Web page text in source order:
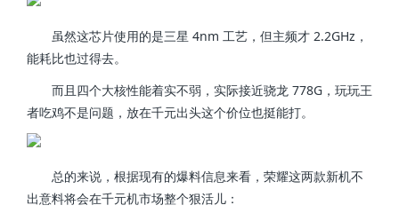
虽然这芯片使用的是三星 4nm 工艺，但主频才 2.2GHz，
能耗比也过得去。
而且四个大核性能着实不弱，实际接近骁龙 778G，玩玩王
者吃鸡不是问题，放在千元出头这个价位也挺能打。
总的来说，根据现有的爆料信息来看，荣耀这两款新机不
出意料将会在千元机市场整个狠活儿：